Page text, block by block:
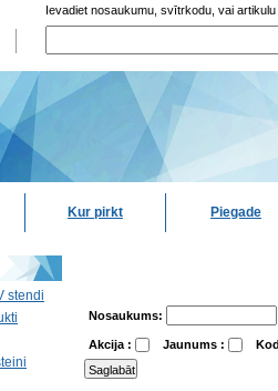
Ievadiet nosaukumu, svītrkodu, vai artikulu
Kur pirkt Piegade
stendi
Nosaukums:
Akcija : Jaunums :